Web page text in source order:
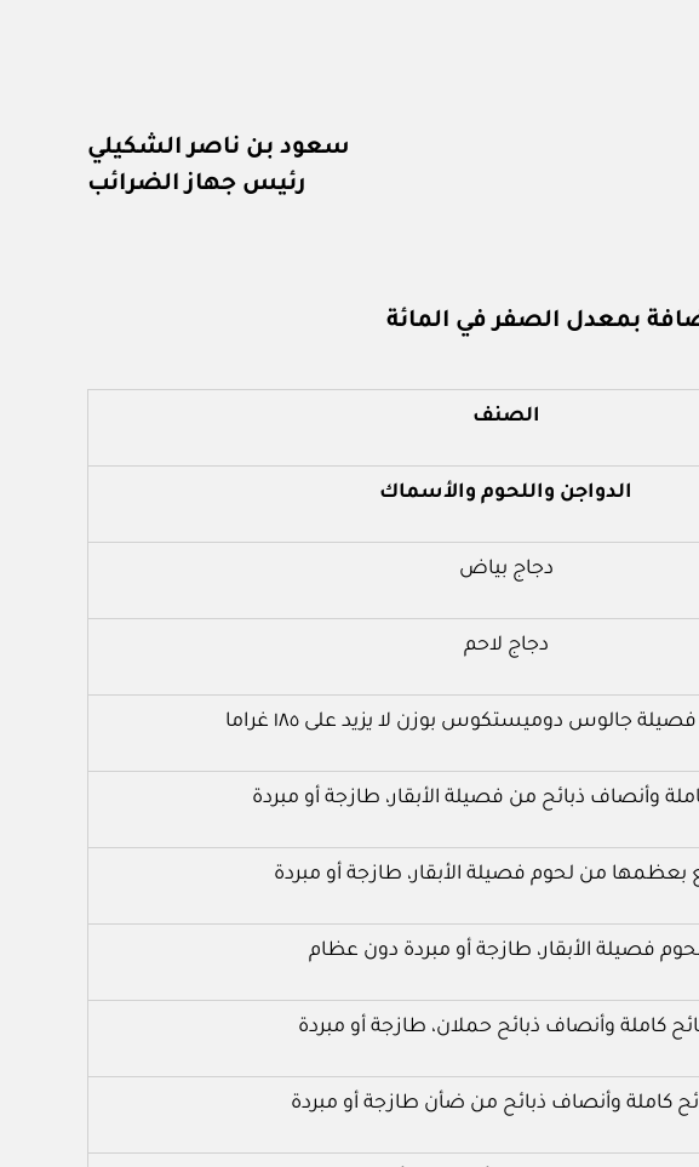
سعود بن ناصر الشكيلي
رئيس جهاز الضرائب
بمعدل الصفر في المائة
الصنف
الدواجن واللحوم والأسماك
دجاج بياض
دجاج لاحم
جالوس دوميستكوس بوزن لا يزيد على ١٨٥ غراما
وأنصاف ذبائح من فصيلة الأبقار، طازجة أو مبردة
من لحوم فصيلة الأبقار، طازجة أو مبردة
فصيلة الأبقار، طازجة أو مبردة دون عظام
كاملة وأنصاف ذبائح حملان، طازجة أو مبردة
كاملة وأنصاف ذبائح من ضأن طازجة أو مبردة